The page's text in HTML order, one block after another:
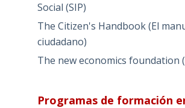
Social (SIP)
The Citizen's Handbook (El
ciudadano)
The new economics foundation
Programas de formación